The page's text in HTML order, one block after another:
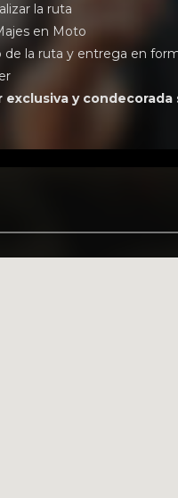
la ruta
en Moto
de la ruta y entrega en
exclusiva y